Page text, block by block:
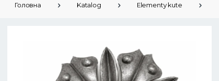
Головна Katalog Elementy kute